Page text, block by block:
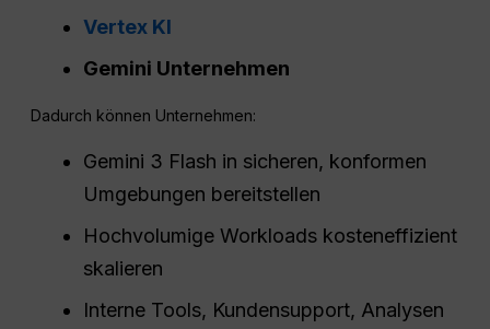
Vertex KI
Gemini Unternehmen
Dadurch können Unternehmen:
Gemini 3 Flash in sicheren, konformen
Umgebungen bereitstellen
Hochvolumige Workloads kosteneffizient
skalieren
Interne Tools, Kundensupport, Analysen